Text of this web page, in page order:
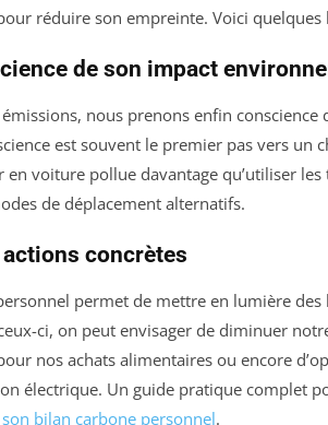
réduire son empreinte. Voici quelques
de son impact
nous prenons enfin conscience
est souvent le premier pas vers un
en voiture pollue davantage qu’utiliser
de déplacement alternatifs.
concrètes
permet de mettre en lumière
ci, on peut envisager de diminuer
nos achats alimentaires ou encore
électrique. Un guide pratique complet
bilan carbone personnel.